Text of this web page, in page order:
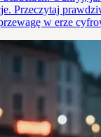
Przeczytaj
w erze